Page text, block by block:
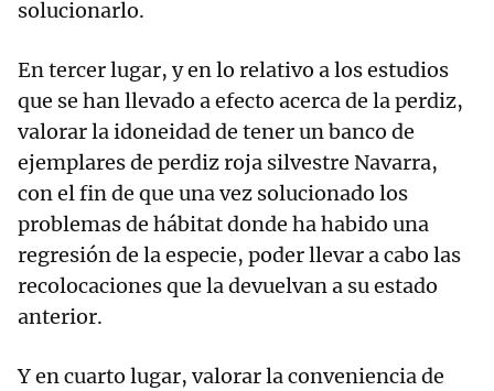
solucionarlo.
En tercer lugar, y en lo relativo a los estudios
que se han llevado a efecto acerca de la perdiz,
valorar la idoneidad de tener un banco de
ejemplares de perdiz roja silvestre Navarra,
con el fin de que una vez solucionado los
problemas de hábitat donde ha habido una
regresión de la especie, poder llevar a cabo las
recolocaciones que la devuelvan a su estado
anterior.
Y en cuarto lugar, valorar la conveniencia de